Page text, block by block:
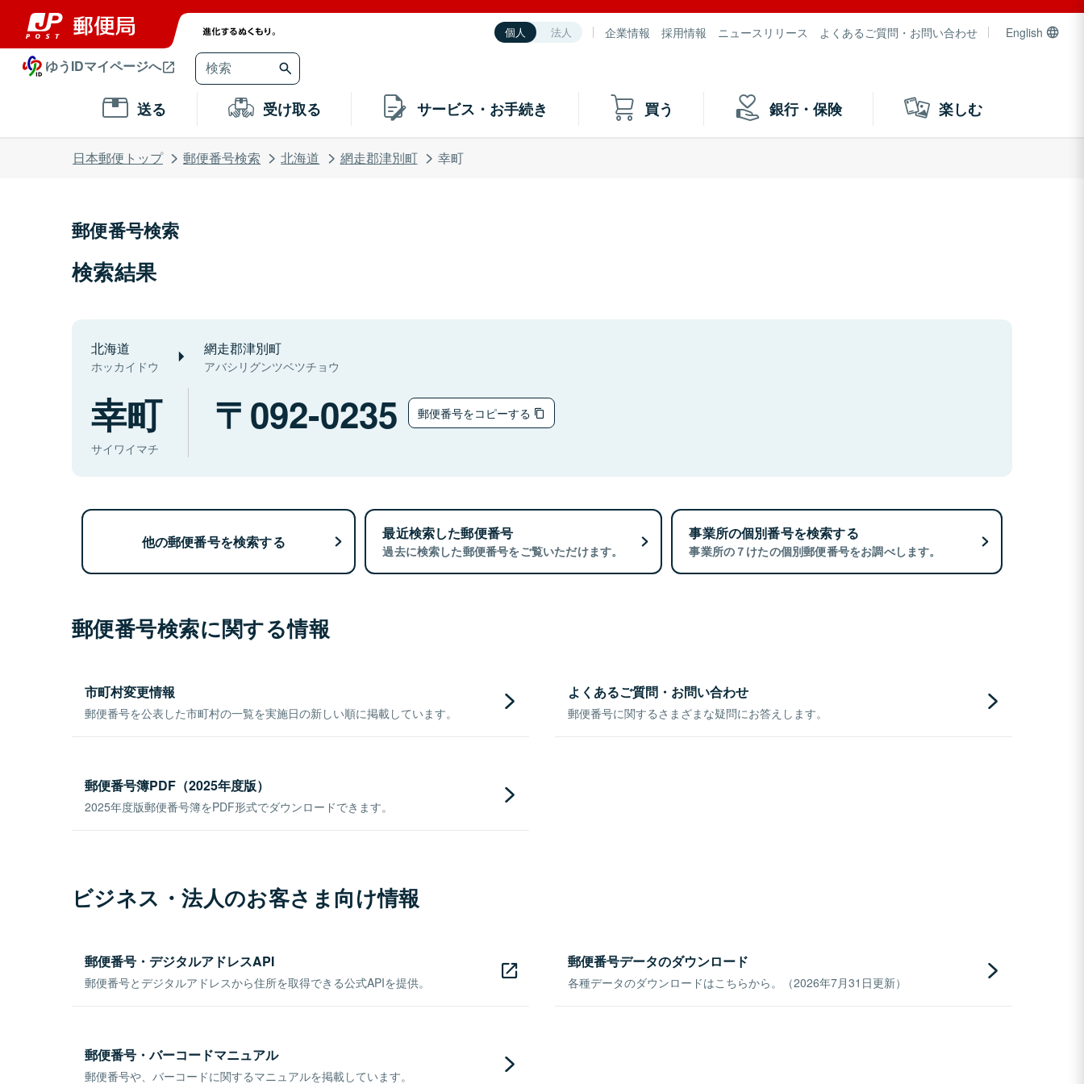
個人 法人 企業情報 採用情報 ニュースリリース よくあるご質問・お問い合わせ English
ゆうIDマイページへ
送る 受け取る サービス・お手続き 買う 銀行・保険 楽しむ
日本郵便トップ 郵便番号検索 北海道 網走郡津別町 幸町
郵便番号検索
検索結果
北海道
ホッカイドウ
網走郡津別町
アバシリグンツベツチョウ
幸町
サイワイマチ
092-0235 郵便番号をコピーする
他の郵便番号を検索する 最近検索した郵便番号
過去に検索した郵便番号をご覧いただけます。
事業所の個別番号を検索する
事業所の７けたの個別郵便番号をお調べします。
郵便番号検索に関する情報
市町村変更情報
郵便番号を公表した市町村の一覧を実施日の新しい順に掲載しています。
よくあるご質問・お問い合わせ
郵便番号に関するさまざまな疑問にお答えします。
郵便番号簿PDF（2025年度版）
2025年度版郵便番号簿をPDF形式でダウンロードできます。
ビジネス・法人のお客さま向け情報
郵便番号・デジタルアドレスAPI
郵便番号とデジタルアドレスから住所を取得できる公式APIを提供。
郵便番号データのダウンロード
各種データのダウンロードはこちらから。（2026年7月31日更新）
郵便番号・バーコードマニュアル
郵便番号や、バーコードに関するマニュアルを掲載しています。